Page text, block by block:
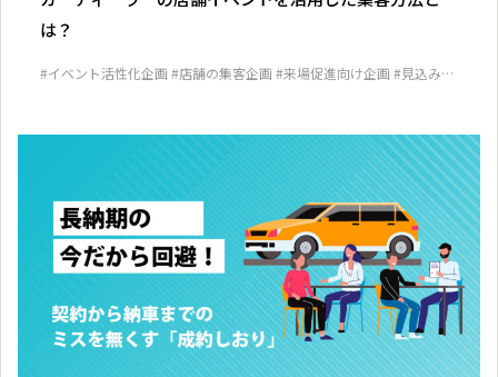
は？
#イベント活性化企画 #店舗の集客企画 #来場促進向け企画 #見込み客